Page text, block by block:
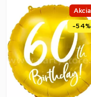
Akcia
-54%